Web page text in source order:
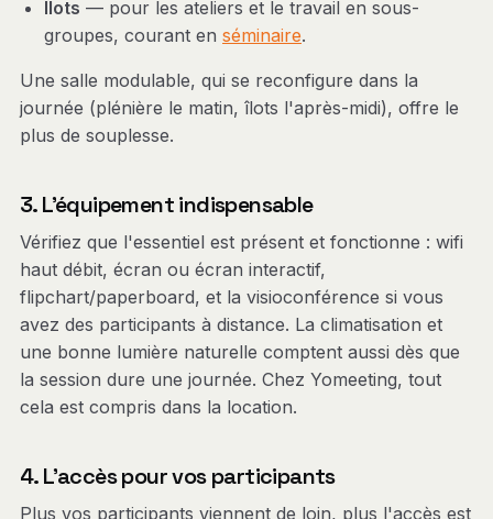
Îlots — pour les ateliers et le travail en sous-
groupes, courant en séminaire.
Une salle modulable, qui se reconfigure dans la
journée (plénière le matin, îlots l'après-midi), offre le
plus de souplesse.
3. L'équipement indispensable
Vérifiez que l'essentiel est présent et fonctionne : wifi
haut débit, écran ou écran interactif,
flipchart/paperboard, et la visioconférence si vous
avez des participants à distance. La climatisation et
une bonne lumière naturelle comptent aussi dès que
la session dure une journée. Chez Yomeeting, tout
cela est compris dans la location.
4. L'accès pour vos participants
Plus vos participants viennent de loin, plus l'accès est